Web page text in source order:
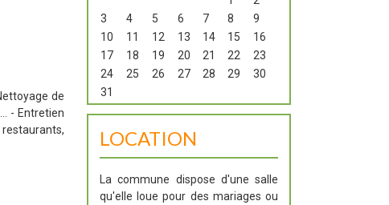
de
- Entretien
3
4 5 6 7 8
9
10
11 12 13 14 15
16
17
18 19 20 21 22
23
24
25 26 27 28 29
30
31
LOCATION
La commune dispose d'une salle
qu'elle loue pour des mariages ou